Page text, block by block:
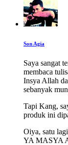
Son Agia
Saya sangat
membaca
Insya Allah
sebanyak
Tapi Kang,
produk ini
Oiya, satu
YA